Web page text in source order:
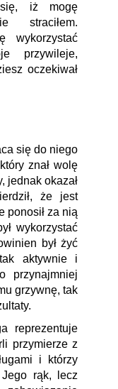
iż mogę
wykorzystać
przywileje,
oczekiwał
się do niego
znał wolę
jednak okazał
że jest
ponosił za nią
wykorzystać
był żyć
aktywnie i
przynajmniej
grzywnę, tak
reprezentuje
przymierze z
i którzy
rąk, lecz